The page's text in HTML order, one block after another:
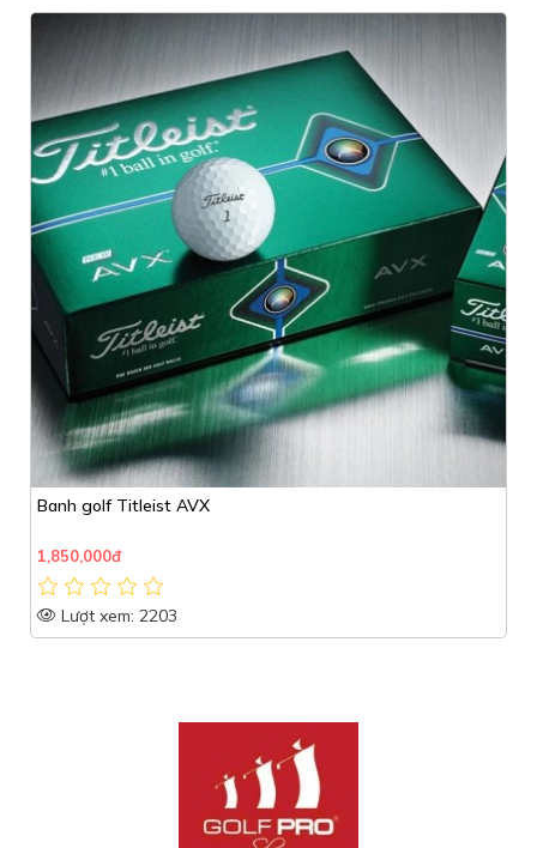
Banh golf Titleist AVX
1,850,000đ
Lượt xem: 2203